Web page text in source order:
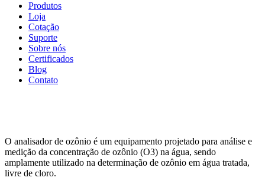
Produtos
Loja
Cotação
Suporte
Sobre nós
Certificados
Blog
Contato
O analisador de ozônio é um equipamento projetado para análise e
medição da concentração de ozônio (O3) na água, sendo
amplamente utilizado na determinação de ozônio em água tratada,
livre de cloro.